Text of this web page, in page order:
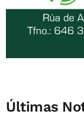
Últimas